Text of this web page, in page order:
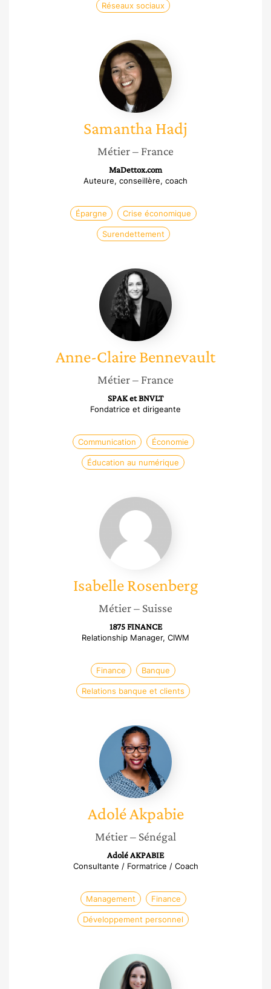
Réseaux sociaux
Samantha
Hadj
SamanthaHadj
Métier– France
MaDettox.com
Auteure, conseillère, coach
Épargne Crise économique
Surendettement
Anne-
Claire
Bennevault
Anne-ClaireBennevault
Métier– France
SPAK et BNVLT
Fondatrice et dirigeante
Communication Économie
Éducation au numérique
Isabelle
Rosenberg
Isabelle Rosenberg
Métier– Suisse
1875 FINANCE
Relationship Manager, CIWM
Finance Banque
Relations banque et clients
Adolé
Akpabie
AdoléAkpabie
Métier– Sénégal
Adolé AKPABIE
Consultante / Formatrice / Coach
Management Finance
Développement personnel
Hélène
Gherbi